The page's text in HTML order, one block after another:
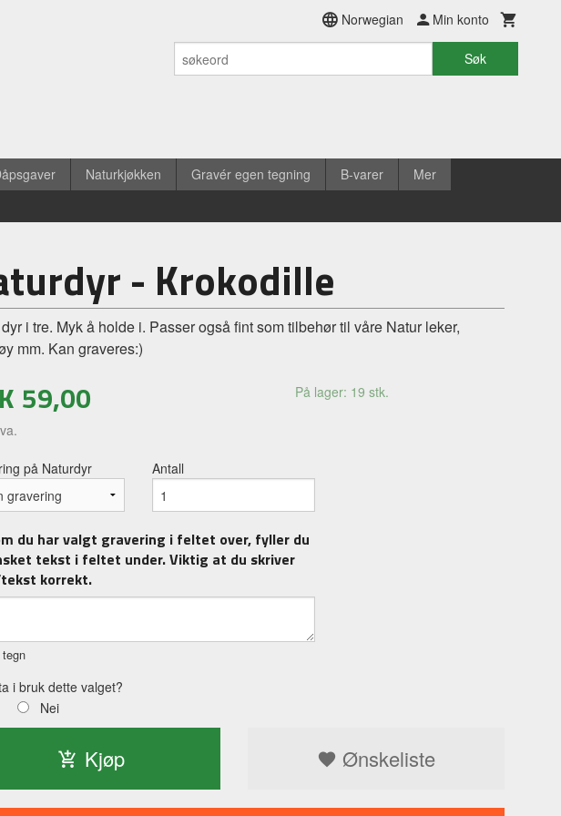
Norwegian Min konto
Søk
Naturkjøkken Gravér egen tegning B-varer Mer
- Krokodille
i tre. Myk å holde i. Passer også fint som tilbehør til våre Natur leker,
mm. Kan graveres:)
59,00 På lager: 19 stk.
på Naturdyr Antall
du har valgt gravering i feltet over, fyller du
tekst i feltet under. Viktig at du skriver
korrekt.
i bruk dette valget?
Nei
Kjøp Ønskeliste